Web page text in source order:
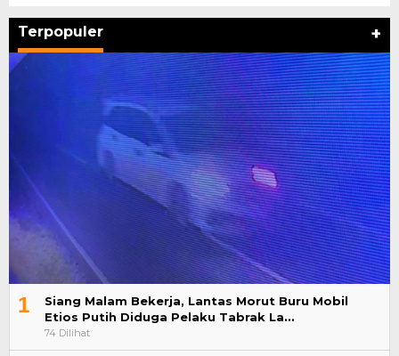
Terpopuler +
1
Siang Malam Bekerja, Lantas Morut Buru Mobil
Etios Putih Diduga Pelaku Tabrak La…
74 Dilihat